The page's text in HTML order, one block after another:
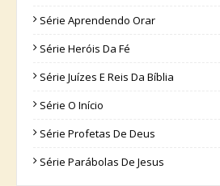
Série Aprendendo Orar
Série Heróis Da Fé
Série Juízes E Reis Da Bíblia
Série O Início
Série Profetas De Deus
Série Parábolas De Jesus